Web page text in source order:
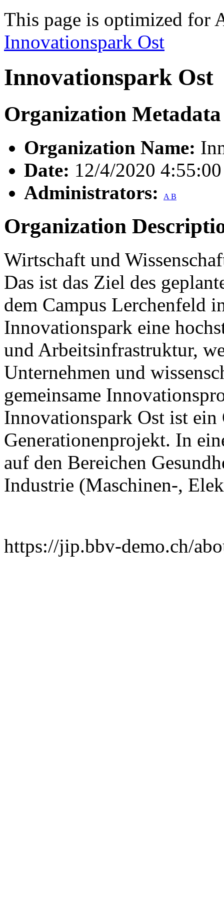
This page is optimized for
Innovationspark Ost
Innovationspark Ost
Organization Metadata
Organization Name:
Date: 12/4/2020
Administrators:
A B
Organization
Wirtschaft und
Das ist das Ziel des
dem Campus Lerchenfeld
Innovationspark eine
und Arbeitsinfrastruktur,
Unternehmen und
gemeinsame
Innovationspark Ost ist ein
Generationenprojekt. In
auf den Bereichen
Industrie (Maschinen-,
https://jip.bbv-demo.ch/